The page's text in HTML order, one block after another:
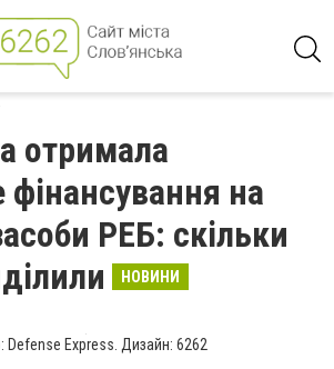
отримала
фінансування на
РЕБ: скільки
НОВИНИ
Defense Express. Дизайн: 6262